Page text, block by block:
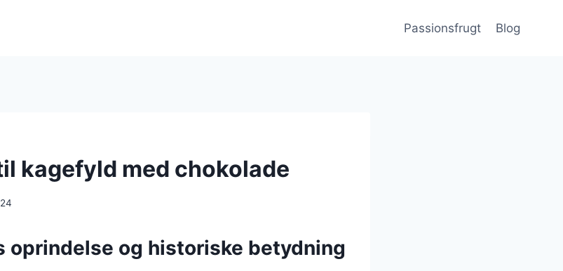
Passionsfrugt Blog
kagefyld med chokolade
oprindelse og historiske betydning